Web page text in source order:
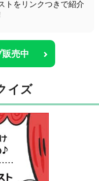
トをリンクつきで紹介
販売中
イズ